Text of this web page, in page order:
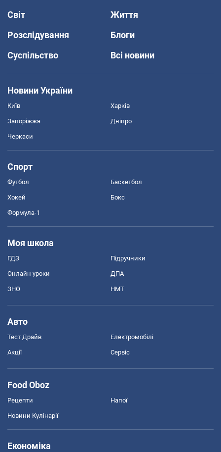
Світ
Життя
Розслідування
Блоги
Суспільство
Всі новини
Новини України
Київ Харків
Запоріжжя Дніпро
Черкаси
Спорт
Футбол Баскетбол
Хокей Бокс
Формула-1
Моя школа
ГДЗ Підручники
Онлайн уроки ДПА
ЗНО НМТ
Авто
Тест Драйв Електромобілі
Акції Сервіс
Food Oboz
Рецепти Напої
Новини Кулінарії
Економіка